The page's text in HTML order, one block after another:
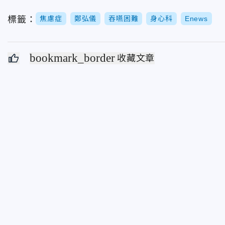
標籤： 焦慮症 鄭弘儀 吞嚥困難 身心科 Enews
bookmark_border 收藏文章